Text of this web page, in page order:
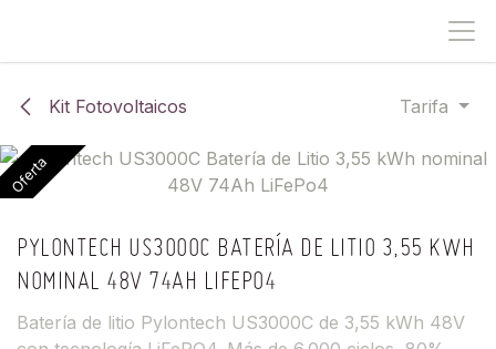
Kit Fotovoltaicos Tarifa
Oferta
PYLONTECH US3000C BATERÍA DE LITIO 3,55 KWH
NOMINAL 48V 74AH LIFEPO4
Batería de litio Pylontech US3000C de 3,55 kWh 48V